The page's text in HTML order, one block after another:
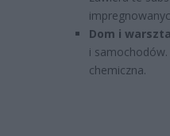
Dom i
i
chemiczna.